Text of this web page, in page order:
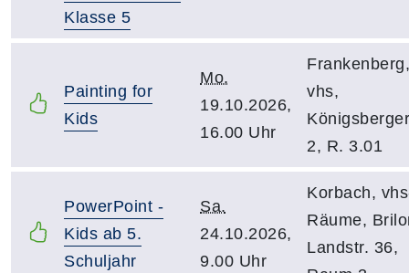
Klasse 5
Painting for
Kids
Mo.
19.10.2026,
16.00 Uhr
Frankenberg,
vhs,
2, R. 3.01
PowerPoint -
Kids ab 5.
Schuljahr
Sa.
24.10.2026,
9.00 Uhr
Korbach,
Räume,
Landstr. 36,